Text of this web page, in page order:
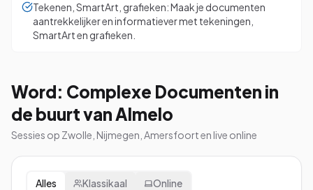
Tekenen, SmartArt, grafieken: Maak je documenten
aantrekkelijker en informatiever met tekeningen,
SmartArt en grafieken.
Word: Complexe Documenten in
de buurt van Almelo
Sessies op Zwolle, Nijmegen, Amersfoort en live online
Alles Klassikaal Online